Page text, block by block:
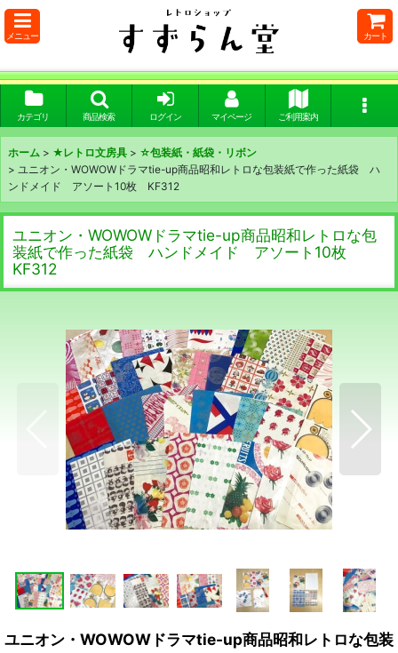
メニュー カート
カテゴリ 商品検索 ログイン マイページ ご利用案内
ホーム > ★レトロ文房具 > ☆包装紙・紙袋・リボン
> ユニオン・WOWOWドラマtie-up商品昭和レトロな包装紙で作った紙袋 ハ
ンドメイド アソート10枚 KF312
ユニオン・WOWOWドラマtie-up商品昭和レトロな包
装紙で作った紙袋 ハンドメイド アソート10枚
KF312
ユニオン・WOWOWドラマtie-up商品昭和レトロな包装